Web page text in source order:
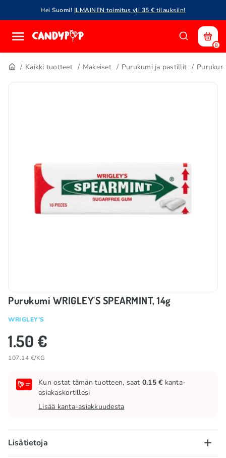
Hei Suomi! ILMAINEN toimitus yli 35 € tilauksiin!
0
Kaikki tuotteet Makeiset Purukumi ja pastillit
Purukumi WRIGLEY'S SPEARMINT, 14g
WRIGLEY'S
1.50 €
107.14 €/KG
Kun ostat tämän tuotteen, saat 0.15 € kanta-
asiakaskortillesi
Lisää kanta-asiakkuudesta
Lisätietoja